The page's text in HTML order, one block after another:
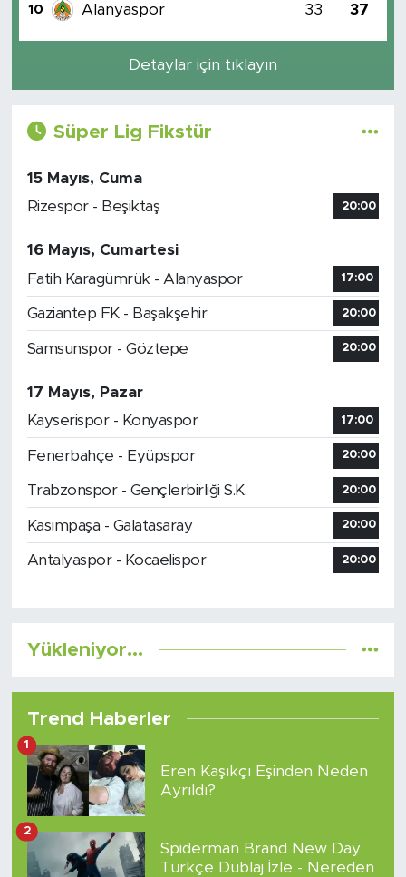
10 Alanyaspor 33 37
Detaylar için tıklayın
Süper Lig Fikstür
15 Mayıs, Cuma
Rizespor - Beşiktaş
20:00
16 Mayıs, Cumartesi
Fatih Karagümrük - Alanyaspor
17:00
Gaziantep FK - Başakşehir 20:00
Samsunspor - Göztepe 20:00
17 Mayıs, Pazar
Kayserispor - Konyaspor
17:00
Fenerbahçe - Eyüpspor 20:00
Trabzonspor - Gençlerbirliği S.K. 20:00
Kasımpaşa - Galatasaray 20:00
Antalyaspor - Kocaelispor 20:00
Yükleniyor...
Trend Haberler
Eren Kaşıkçı Eşinden Neden
Ayrıldı?
1
Spiderman Brand New Day
Türkçe Dublaj İzle - Nereden
2